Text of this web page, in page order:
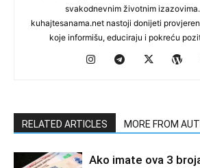
svakodnevnim životnim
kuhajtesanama.net nastoji donijeti
koje informišu, educiraju i pokreću
RELATED ARTICLES MORE FROM
Ako imate ova 3